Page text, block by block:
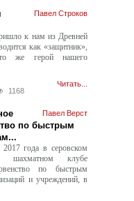
Павел Строков
к нам из Древней
как «защитник»,
же герой нашего
1168
Читать...
Павел Верст
по быстрым
2017 года в серовском
шахматном клубе
по быстрым
и учреждений, в